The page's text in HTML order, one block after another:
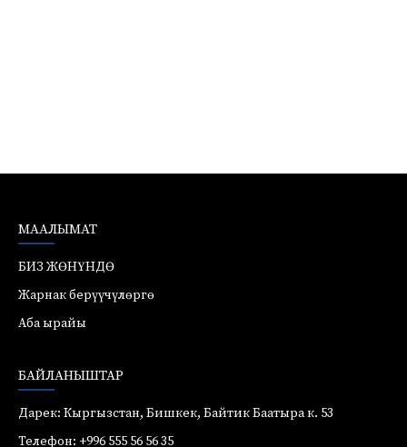
МААЛЫМАТ
БИЗ ЖӨНҮНДӨ
Жарнак берүүчүлөргө
Аба ырайы
БАЙЛАНЫШТАР
Дарек: Кыргызстан, Бишкек, Байтик Баатыра к. 53
Телефон: +996 555 56 56 35